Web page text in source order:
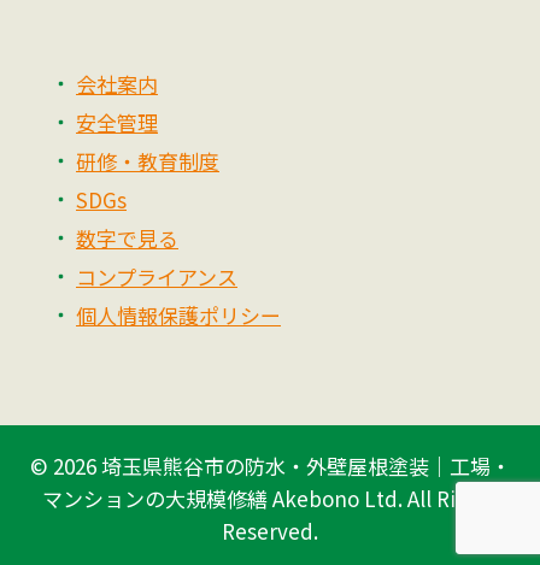
会社案内
安全管理
研修・教育制度
SDGs
数字で見る
コンプライアンス
個人情報保護ポリシー
© 2026埼玉県熊谷市の防水・外壁屋根塗装｜工場・
マンションの大規模修繕 Akebono Ltd.All Rights
Reserved.